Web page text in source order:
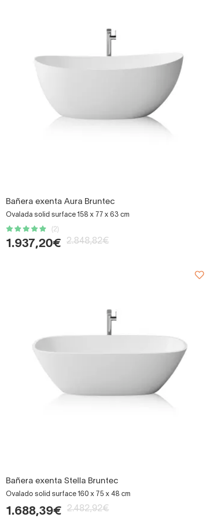
Bañera exenta Aura Bruntec
Ovalada solid surface 158 x 77 x 63 cm
(2)
1.937,20€ 2.848,82€
Bañera exenta Stella Bruntec
Ovalado solid surface 160 x 75 x 48 cm
1.688,39€ 2.482,92€